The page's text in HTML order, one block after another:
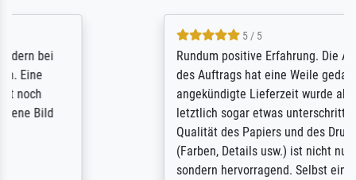
Rundum positive Erfahrung. Die Ausführung
des Auftrags hat eine Weile gedauert, die
angekündigte Lieferzeit wurde aber
letztlich sogar etwas unterschritten. Die
Qualität des Papiers und des Drucks
(Farben, Details usw.) ist nicht nur gut,
sondern hervorragend. Selbst ein Druck ist